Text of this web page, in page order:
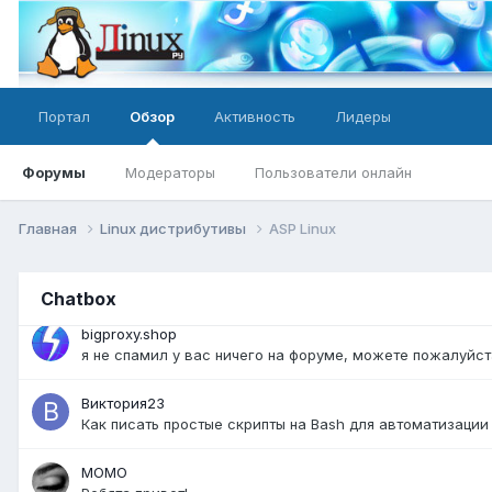
Портал Обзор
Форумы Модераторы Пользователи онлайн
Активность Лидеры
Главная Linux дистрибутивы ASP Linux
Chatbox
@bigproxy.shop спам. Не соответствие теме форума
bigproxy.shop
как нужно правильно оформить чтобы не было спама?
Firebird
@bigproxy.shop разместить можно вот тут:https://
bigproxy.shop
я не спамил у вас ничего на форуме, можете
Виктория23
Как писать простые скрипты на Bash для автоматизации
MOMO